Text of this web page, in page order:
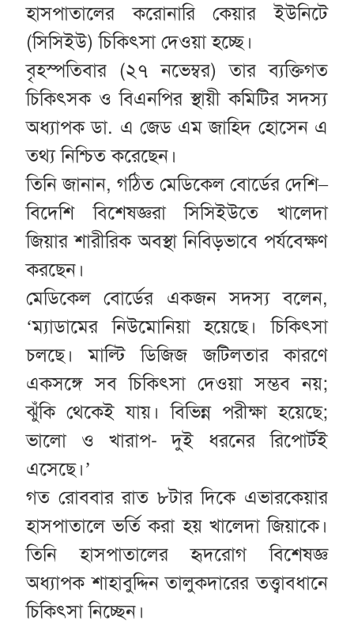
হাসপাতালের করোনারি কেয়ার ইউনিটে
(সিসিইউ) চিকিৎসা দেওয়া হচ্ছে।
বৃহস্পতিবার (২৭ নভেম্বর) তার ব্যক্তিগত
চিকিৎসক ও বিএনপির স্থায়ী কমিটির সদস্য
অধ্যাপক ডা. এ জেড এম জাহিদ হোসেন এ
তথ্য নিশ্চিত করেছেন।
তিনি জানান, গঠিত মেডিকেল বোর্ডের দেশি–
বিদেশি বিশেষজ্ঞরা সিসিইউতে খালেদা
জিয়ার শারীরিক অবস্থা নিবিড়ভাবে পর্যবেক্ষণ
করছেন।
মেডিকেল বোর্ডের একজন সদস্য বলেন,
‘ম্যাডামের নিউমোনিয়া হয়েছে। চিকিৎসা
চলছে। মাল্টি ডিজিজ জটিলতার কারণে
একসঙ্গে সব চিকিৎসা দেওয়া সম্ভব নয়;
ঝুঁকি থেকেই যায়। বিভিন্ন পরীক্ষা হয়েছে;
ভালো ও খারাপ- দুই ধরনের রিপোর্টই
এসেছে।’
গত রোববার রাত ৮টার দিকে এভারকেয়ার
হাসপাতালে ভর্তি করা হয় খালেদা জিয়াকে।
তিনি হাসপাতালের হৃদরোগ বিশেষজ্ঞ
অধ্যাপক শাহাবুদ্দিন তালুকদারের তত্ত্বাবধানে
চিকিৎসা নিচ্ছেন।